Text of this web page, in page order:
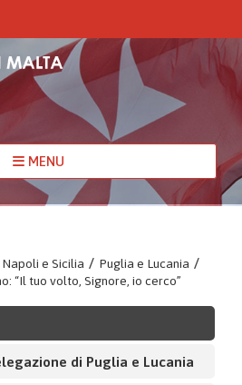
MENU
e Sicilia / Puglia e Lucania /
“Il tuo volto, Signore, io cerco”
di Puglia e Lucania